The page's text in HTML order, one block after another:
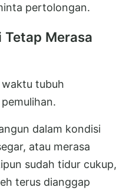
pertolongan.
Tetap Merasa
tubuh
dalam kondisi
atau merasa
sudah tidur cukup,
terus dianggap